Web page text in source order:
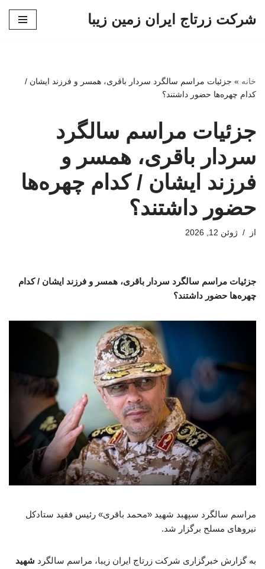
شرکت زرتاج ایران زمین زیبا
خانه » جزئیات مراسم سالگرد سردار باقری، همسر و فرزند ایشان /
کدام چهره‌ها حضور داشتند؟
جزئیات مراسم سالگرد
سردار باقری، همسر و
فرزند ایشان / کدام چهره‌ها
حضور داشتند؟
از ژوئن 12, 2026
جزئیات مراسم سالگرد سردار باقری، همسر و فرزند ایشان / کدام
چهره‌ها حضور داشتند؟
مراسم سالگرد سپهبد شهید «محمد باقری» رئیس فقید ستادکل
نیروهای مسلح برگزار شد.
به گزارش خبرگزاری شرکت زرتاج ایران زیبا، مراسم سالگرد شهید